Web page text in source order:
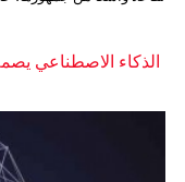
الذكاء الاصطناعي